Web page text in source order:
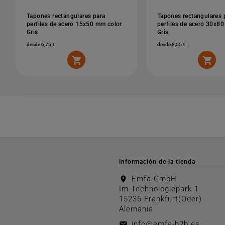
Tapones rectangulares para
perfiles de acero 15x50 mm color
Gris
desde 6,75 €

Tapones rectangulares
perfiles de acero
Gris
desde 8,55 €

Información de la tienda
location_on
Emfa GmbH
Im Technologiepark 1
15236 Frankfurt(Oder)
Alemania